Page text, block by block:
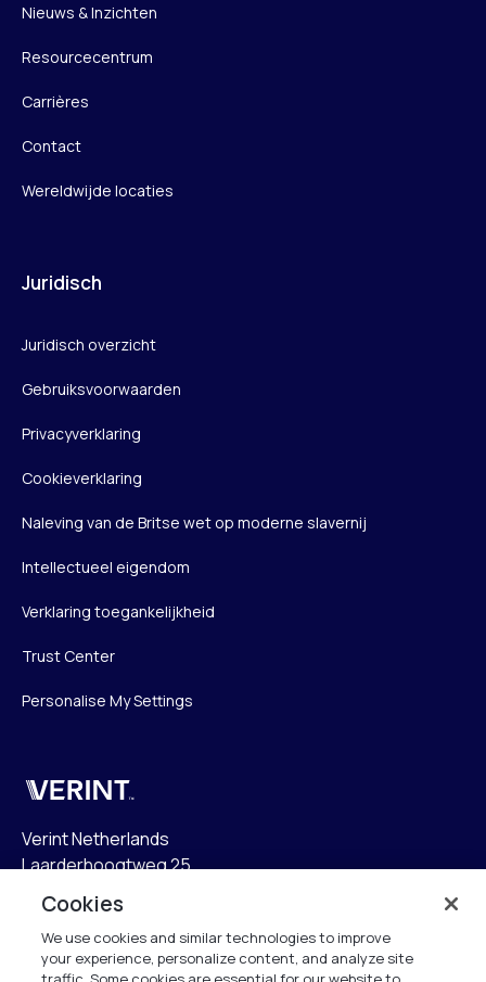
Nieuws & Inzichten
Resourcecentrum
Carrières
Contact
Wereldwijde locaties
Juridisch
Juridisch overzicht
Gebruiksvoorwaarden
Privacyverklaring
Cookieverklaring
Naleving van de Britse wet op moderne slavernij
Intellectueel eigendom
Verklaring toegankelijkheid
Trust Center
Personalise My Settings
Verint
Verint Netherlands
Laarderhoogtweg 25
1101 EB Amsterdam
The Netherlands
info.nl@verint.com
Cookies
We use cookies and similar technologies to improve
your experience, personalize content, and analyze site